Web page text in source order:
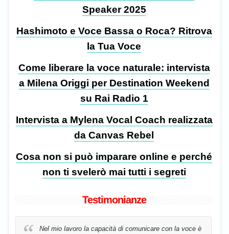
Speaker 2025
Hashimoto e Voce Bassa o Roca? Ritrova
la Tua Voce
Come liberare la voce naturale: intervista
a Milena Origgi per Destination Weekend
su Rai Radio 1
Intervista a Mylena Vocal Coach realizzata
da Canvas Rebel
Cosa non si può imparare online e perché
non ti svelerò mai tutti i segreti
Testimonianze
La mia voce è stata riabilitata in tempo record,